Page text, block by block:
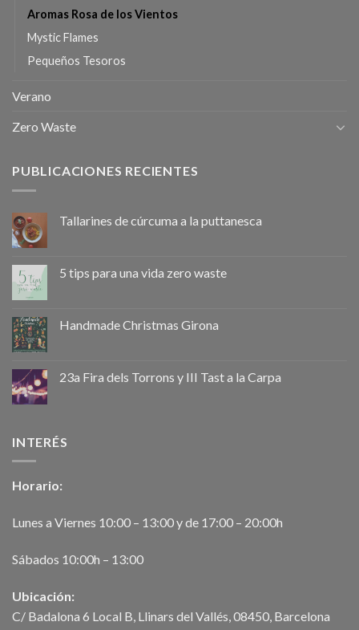
Aromas Rosa de los Vientos
Mystic Flames
Pequeños Tesoros
Verano
Zero Waste
PUBLICACIONES RECIENTES
Tallarines de cúrcuma a la puttanesca
5 tips para una vida zero waste
Handmade Christmas Girona
23a Fira dels Torrons y III Tast a la Carpa
INTERÉS
Horario:
Lunes a Viernes 10:00 – 13:00 y de 17:00 – 20:00h
Sábados 10:00h – 13:00
Ubicación:
C/ Badalona 6 Local B, Llinars del Vallés, 08450, Barcelona